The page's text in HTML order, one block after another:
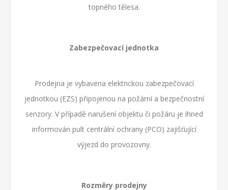
topného tělesa.
Zabezpečovací jednotka
Prodejna je vybavena elektrickou zabezpečovací
jednotkou (EZS) připojenou na požární a bezpečnostní
senzory. V případě narušení objektu či požáru je ihned
informován pult centrální ochrany (PCO) zajišťující
výjezd do provozovny.
Rozměry prodejny